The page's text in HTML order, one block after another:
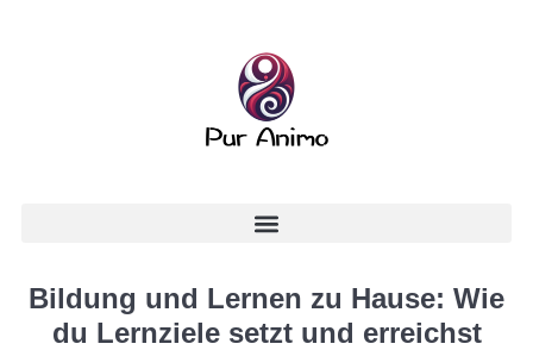
Bildung und Lernen zu Hause: Wie
du Lernziele setzt und erreichst